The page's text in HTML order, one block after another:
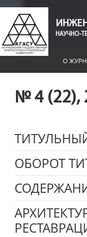
НАУЧНО-
О
№ 4 (22),
ОБОРОТ